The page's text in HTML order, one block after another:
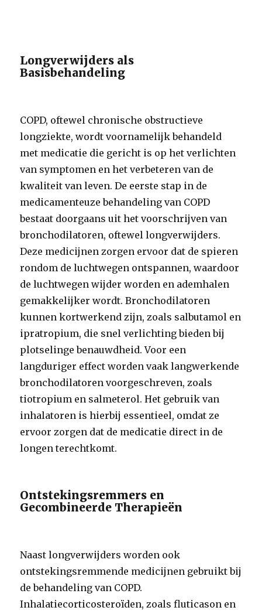
Longverwijders als
Basisbehandeling
COPD, oftewel chronische obstructieve
longziekte, wordt voornamelijk behandeld
met medicatie die gericht is op het verlichten
van symptomen en het verbeteren van de
kwaliteit van leven. De eerste stap in de
medicamenteuze behandeling van COPD
bestaat doorgaans uit het voorschrijven van
bronchodilatoren, oftewel longverwijders.
Deze medicijnen zorgen ervoor dat de spieren
rondom de luchtwegen ontspannen, waardoor
de luchtwegen wijder worden en ademhalen
gemakkelijker wordt. Bronchodilatoren
kunnen kortwerkend zijn, zoals salbutamol en
ipratropium, die snel verlichting bieden bij
plotselinge benauwdheid. Voor een
langduriger effect worden vaak langwerkende
bronchodilatoren voorgeschreven, zoals
tiotropium en salmeterol. Het gebruik van
inhalatoren is hierbij essentieel, omdat ze
ervoor zorgen dat de medicatie direct in de
longen terechtkomt.
Ontstekingsremmers en
Gecombineerde Therapieën
Naast longverwijders worden ook
ontstekingsremmende medicijnen gebruikt bij
de behandeling van COPD.
Inhalatiecorticosteroïden, zoals fluticason en